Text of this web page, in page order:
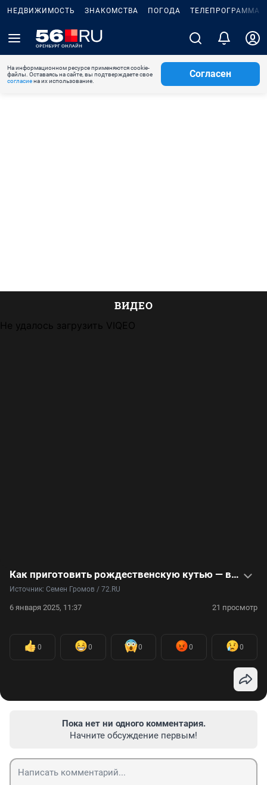
НЕДВИЖИМОСТЬ ЗНАКОМСТВА ПОГОДА ТЕЛЕПРОГРАММА
На информационном ресурсе применяются cookie-
файлы. Оставаясь на сайте, вы подтверждаете свое
согласиена их использование.
Согласен
ВИДЕО
Не удалось загрузить VIQEO
Как приготовить рождественскую кутью — видеорецепт
Источник: Семен Громов / 72.RU
6 января 2025, 11:37 21 просмотр
0 0 0 0 0
Пока нет ни одного комментария.
Начните обсуждение первым!